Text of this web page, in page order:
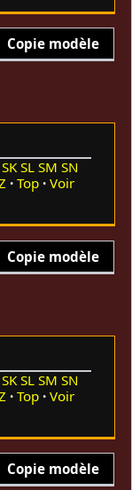
Copie modèle
SK SL SM SN
Top
Voir
Copie modèle
SK SL SM SN
Top
Voir
Copie modèle